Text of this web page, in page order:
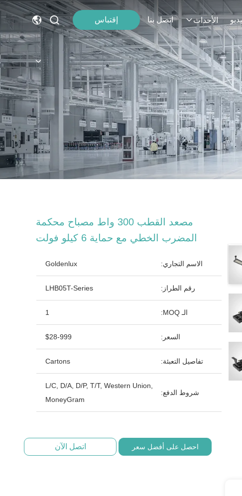
الأحداث اتصل بنا إقتباس
مصعد القطب 300 واط مصباح محكمة
المضرب الخطي مع حماية 6 كيلو فولت
الاسم التجاري: Goldenlux
رقم الطراز: LHB05T-Series
الـ MOQ: 1
السعر: $28-999
تفاصيل التعبئة: Cartons
شروط الدفع:
L/C, D/A, D/P, T/T, Western Union,
MoneyGram
احصل على أفضل سعر اتصل الآن